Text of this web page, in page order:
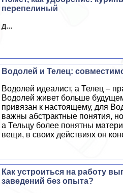
перепелиный
д...
Водолей и Телец:
Водолей идеалист, а Телец –
Водолей живет больше
привязан к настоящему, для
важны абстpaктные понятия,
а Тельцу более понятны
вещи, в своих действиях он
Как устроиться на работу
заведений без опыта?